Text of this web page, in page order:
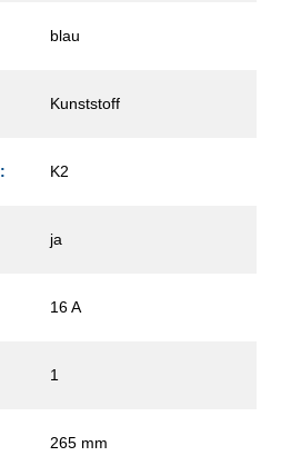
blau
Kunststoff
K2
ja
16 A
1
265 mm